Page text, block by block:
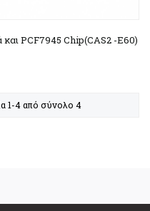
και PCF7945 Chip(CAS2 -E60)
1-4 από σύνολο 4